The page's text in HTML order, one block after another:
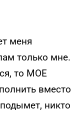
меня
только мне.
то МОЕ
вместо
никто